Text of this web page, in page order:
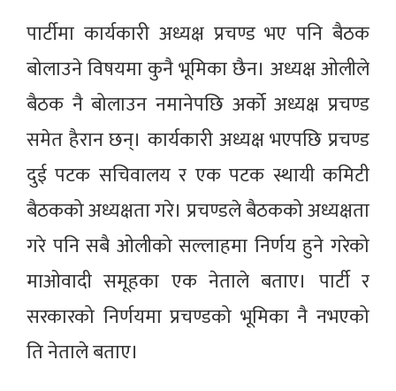
पार्टीमा कार्यकारी अध्यक्ष प्रचण्ड भए पनि बैठक
बोलाउने विषयमा कुनै भूमिका छैन। अध्यक्ष ओलीले
बैठक नै बोलाउन नमानेपछि अर्को अध्यक्ष प्रचण्ड
समेत हैरान छन्। कार्यकारी अध्यक्ष भएपछि प्रचण्ड
दुई पटक सचिवालय र एक पटक स्थायी कमिटी
बैठकको अध्यक्षता गरे। प्रचण्डले बैठकको अध्यक्षता
गरे पनि सबै ओलीको सल्लाहमा निर्णय हुने गरेको
माओवादी समूहका एक नेताले बताए। पार्टी र
सरकारको निर्णयमा प्रचण्डको भूमिका नै नभएको
ति नेताले बताए।